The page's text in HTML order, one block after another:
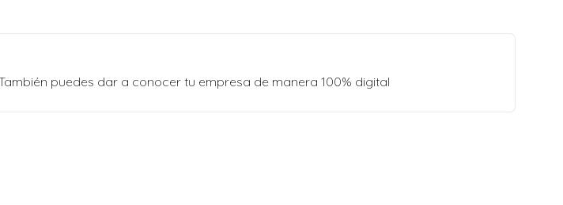
puedes dar a conocer tu empresa de manera 100% digital